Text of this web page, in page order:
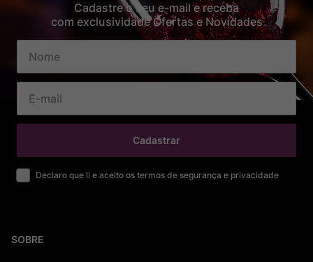
Cadastre o seu e-mail e receba
com exclusividade Ofertas e Novidades
Cadastrar
Declaro que li e aceito os termos de segurança e privacidade
SOBRE